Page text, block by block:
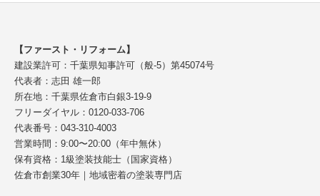
【ファースト・リフォーム】
建設業許可：千葉県知事許可（般-5）第45074号
代表者：志田 雄一郎
所在地：千葉県佐倉市白銀3-19-9
フリーダイヤル：0120-033-706
代表番号：043-310-4003
営業時間：9:00〜20:00（年中無休）
保有資格：1級塗装技能士（国家資格）
佐倉市創業30年｜地域密着の塗装専門店